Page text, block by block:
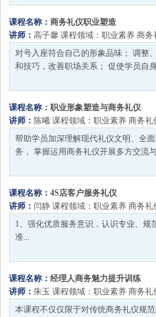
课程名称： 商务礼仪职业塑造
讲师： 高子馨 课程领域： 职业素养 商务
对号入座符合自己的形象品味； 调整
和技巧，改善职场关系； 促使学员自
课程名称： 职业形象塑造与商务礼仪
讲师： 陈曦 课程领域： 职业素养 商务礼
帮助学员加深理解现代礼仪文明、全
务， 掌握运用商务礼仪开展多方交流
课程名称： 4S店客户服务礼仪
讲师： 闫静 课程领域： 职业素养 商务礼
1、强化优质服务意识，认识专业、
准...
课程名称： 经理人商务魅力提升训练
讲师： 朱玉 课程领域： 职业素养 商务礼
本课程不仅仅限于对传统商务礼仪规